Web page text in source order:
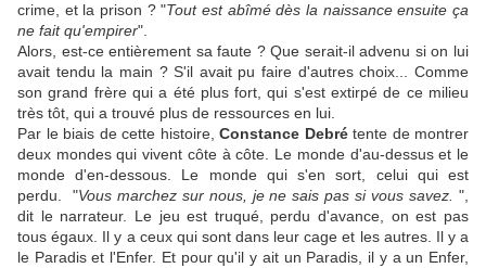
crime, et la prison ? "Tout est abîmé dès la naissance ensuite ça
ne fait qu'empirer".
Alors, est-ce entièrement sa faute ? Que serait-il advenu si on lui
avait tendu la main ? S'il avait pu faire d'autres choix... Comme
son grand frère qui a été plus fort, qui s'est extirpé de ce milieu
très tôt, qui a trouvé plus de ressources en lui.
Par le biais de cette histoire, Constance Debrétente de montrer
deux mondes qui vivent côte à côte. Le monde d'au-dessus et le
monde d'en-dessous. Le monde qui s'en sort, celui qui est
perdu. "Vous marchez sur nous, je ne sais pas si vous savez. ",
dit le narrateur. Le jeu est truqué, perdu d'avance, on est pas
tous égaux. Il y a ceux qui sont dans leur cage et les autres. Il y a
le Paradis et l'Enfer. Et pour qu'il y ait un Paradis, il y a un Enfer,